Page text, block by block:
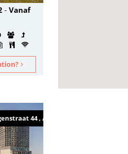
- Vanaf
44 , Amsterdam